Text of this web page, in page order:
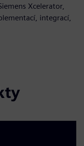
Xcelerator,
integrací,